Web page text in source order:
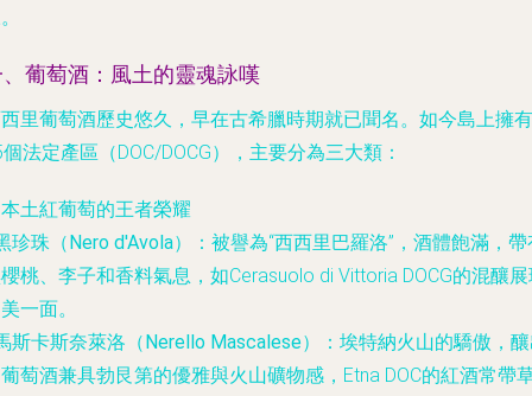
葡萄酒：風土的靈魂詠嘆
里葡萄酒歷史悠久，早在古希臘時期就已聞名。如今島上擁有
法定產區（DOC/DOCG），主要分為三大類：
土紅葡萄的王者榮耀
珍珠（Nero d'Avola）
：被譽為“西西里巴羅洛”，酒體飽滿，帶
桃、李子和香料氣息，如Cerasuolo di Vittoria DOCG的混釀
一面。
斯卡斯奈萊洛（Nerello Mascalese）
：埃特納火山的驕傲，
萄酒兼具勃艮第的優雅與火山礦物感，Etna DOC的紅酒常帶